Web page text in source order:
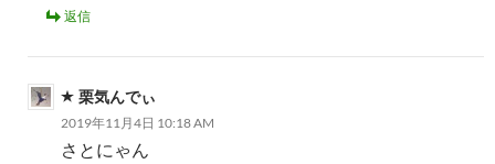
返信
栗気んでぃ
2019年11月4日 10:18 AM
さとにゃん